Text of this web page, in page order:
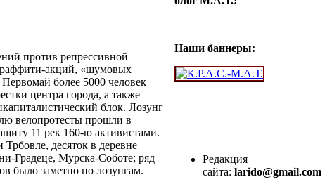
против репрессивной
акций, «шумовых
более 5000 человек
центра города, а также
блок. Лозунг
велопротесты прошли в
11 рек 160-ю активистами.
десяток в деревне
Градеце, Мурска-Соботе; ряд
было заметно по лозунгам.
Наши баннеры:
Редакция
сайта: larido@gmail.com